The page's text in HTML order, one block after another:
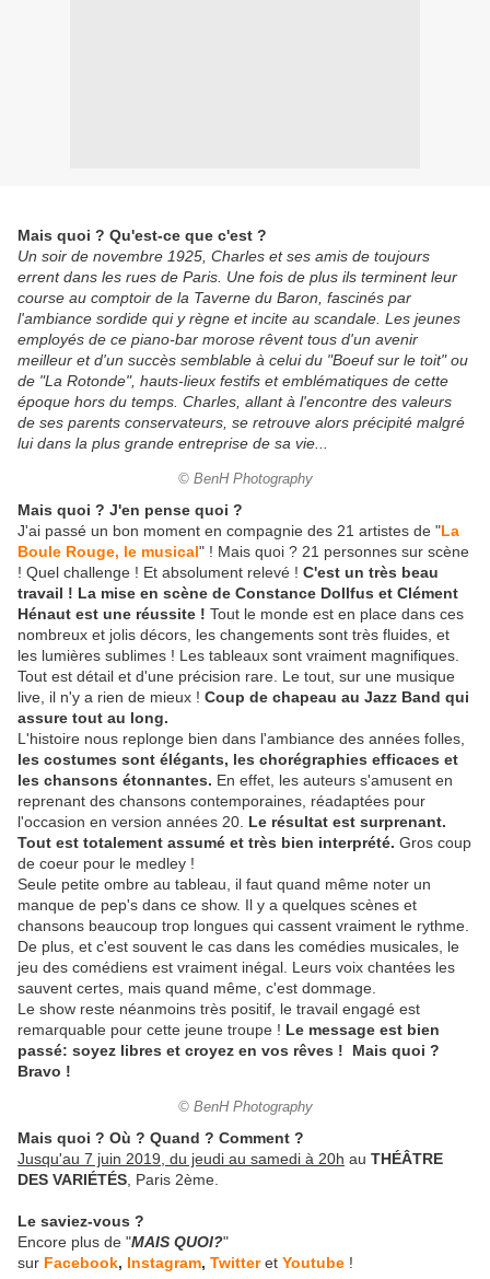
Mais quoi ? Qu'est-ce que c'est ?
Un soir de novembre 1925, Charles et ses amis de toujours
errent dans les rues de Paris. Une fois de plus ils terminent leur
course au comptoir de la Taverne du Baron, fascinés par
l'ambiance sordide qui y règne et incite au scandale. Les jeunes
employés de ce piano-bar morose rêvent tous d'un avenir
meilleur et d'un succès semblable à celui du "Boeuf sur le toit" ou
de "La Rotonde", hauts-lieux festifs et emblématiques de cette
époque hors du temps. Charles, allant à l'encontre des valeurs
de ses parents conservateurs, se retrouve alors précipité malgré
lui dans la plus grande entreprise de sa vie...
© BenH Photography
Mais quoi ? J'en pense quoi ?
J'ai passé un bon moment en compagnie des 21 artistes de "La
Boule Rouge, le musical" ! Mais quoi ? 21 personnes sur scène
! Quel challenge ! Et absolument relevé ! C'est un très beau
travail ! La mise en scène de Constance Dollfus et Clément
Hénaut est une réussite ! Tout le monde est en place dans ces
nombreux et jolis décors, les changements sont très fluides, et
les lumières sublimes ! Les tableaux sont vraiment magnifiques.
Tout est détail et d'une précision rare. Le tout, sur une musique
live, il n'y a rien de mieux ! Coup de chapeau au Jazz Band qui
assure tout au long.
L'histoire nous replonge bien dans l'ambiance des années folles,
les costumes sont élégants, les chorégraphies efficaces et
les chansons étonnantes. En effet, les auteurs s'amusent en
reprenant des chansons contemporaines, réadaptées pour
l'occasion en version années 20. Le résultat est surprenant.
Tout est totalement assumé et très bien interprété. Gros coup
de coeur pour le medley !
Seule petite ombre au tableau, il faut quand même noter un
manque de pep's dans ce show. Il y a quelques scènes et
chansons beaucoup trop longues qui cassent vraiment le rythme.
De plus, et c'est souvent le cas dans les comédies musicales, le
jeu des comédiens est vraiment inégal. Leurs voix chantées les
sauvent certes, mais quand même, c'est dommage.
Le show reste néanmoins très positif, le travail engagé est
remarquable pour cette jeune troupe ! Le message est bien
passé: soyez libres et croyez en vos rêves ! Mais quoi ?
Bravo !
© BenH Photography
Mais quoi ? Où ? Quand ? Comment ?
Jusqu'au 7 juin 2019, du jeudi au samedi à 20h au THÉÂTRE
DES VARIÉTÉS , Paris 2ème.
Le saviez-vous ?
Encore plus de "MAIS QUOI?"
sur Facebook, Instagram, Twitter et Youtube !